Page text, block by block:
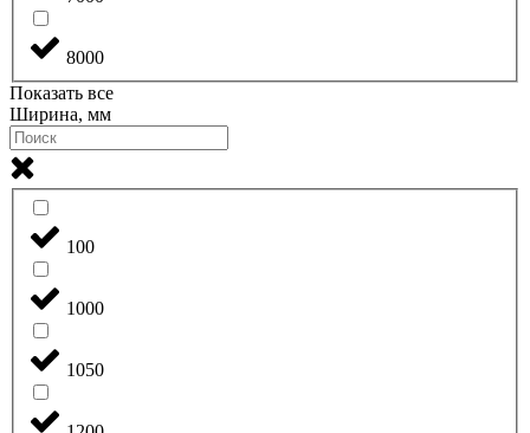
8000
Показать все
Ширина, мм
100
1000
1050